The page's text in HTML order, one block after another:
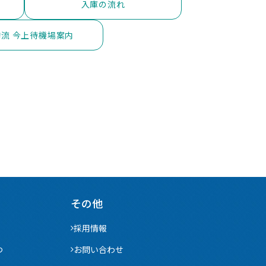
入庫の流れ
今上待機場案内
その他
採用情報
お問い合わせ